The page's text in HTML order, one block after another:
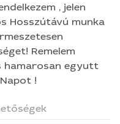
! Tisztelettel:.
, jelen
Hosszútávú munka
Remelem
hamarosan egyutt
!